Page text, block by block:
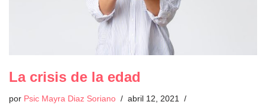
La crisis de la edad
por Psic Mayra Diaz Soriano
abril 12, 2021